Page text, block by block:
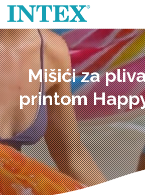
Mišići za
printom